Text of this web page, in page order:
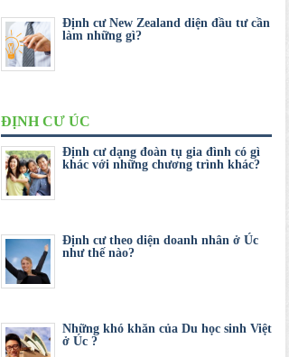
Định cư New Zealand diện đầu tư cần
làm những gì?
ĐỊNH CƯ ÚC
Định cư dạng đoàn tụ gia đình có gì
khác với những chương trình khác?
Định cư theo diện doanh nhân ở Úc
như thế nào?
Những khó khăn của Du học sinh Việt
ở Úc ?